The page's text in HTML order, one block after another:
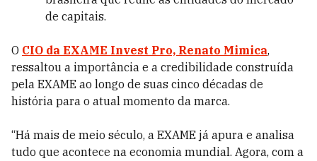
de capitais.
O CIO da EXAME Invest Pro, Renato Mimica,
ressaltou a importância e a credibilidade construída
pela EXAME ao longo de suas cinco décadas de
história para o atual momento da marca.
“Há mais de meio século, a EXAME já apura e analisa
tudo que acontece na economia mundial. Agora, com a